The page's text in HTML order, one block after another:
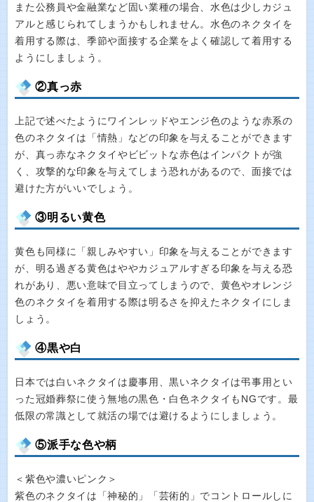
また公務員や金融業など固い業種の場合、水色は少しカジュ
アルと感じられてしまうかもしれません。水色のネクタイを
着用する際は、季節や面接する企業をよく確認して着用する
ようにしましょう。
②真っ赤
上記で述べたようにワインレッドやエンジ色のような赤系の
色のネクタイは「情熱」などの印象を与えることができます
が、真っ赤なネクタイやビビットな赤色はインパクトが強
く、攻撃的な印象を与えてしまう恐れがあるので、面接では
避けた方がいいでしょう。
③明るい黄色
黄色も同様に「親しみやすい」印象を与えることができます
が、明る過ぎる黄色はややカジュアルすぎる印象を与える恐
れがあり、悪い意味で目立ってしまうので、黄色やオレンジ
色のネクタイを着用する際は明るさを抑えたネクタイにしま
しょう。
④黒や白
日本では白いネクタイは慶事用、黒いネクタイは弔事用とい
った冠婚葬祭に使う無地の黒色・白色ネクタイもNGです。最
低限の常識として就活の場では避けるようにしましょう。
⑤派手な色や柄
＜紫色や濃いピンク＞
紫色のネクタイは「神秘的」「芸術的」でコントロールしに